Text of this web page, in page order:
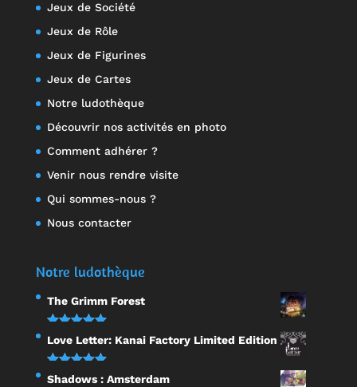
Jeux de Société
Jeux de Rôle
Jeux de Figurines
Jeux de Cartes
Notre ludothèque
Découvrir nos activités en photo
Comment adhérer ?
Venir nous rendre visite
Qui sommes-nous ?
Nous contacter
Notre ludothèque
The Grimm Forest
Note 5.00
sur 5
Love Letter: Kanai Factory Limited Edition
Note5.00
Shadows : Amsterdam